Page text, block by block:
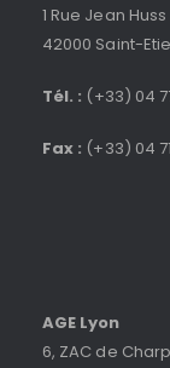
1 Rue Jean Huss
42000 Saint-
Tél. : (+33) 04
Fax : (+33) 04
AGE Lyon
6, ZAC de